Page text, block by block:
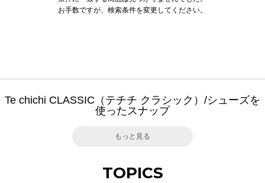
お手数ですが、検索条件を変更してください。
Te chichi CLASSIC（テチチ クラシック）/シューズを
使ったスナップ
もっと見る
TOPICS